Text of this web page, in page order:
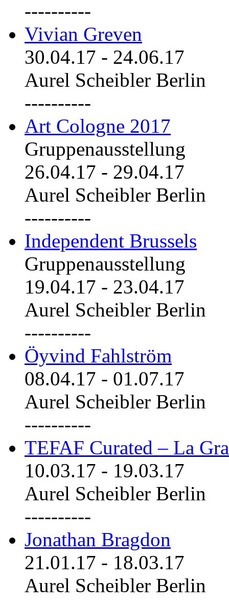
----------
Vivian Greven
30.04.17 - 24.06.17
Aurel Scheibler Berlin
----------
Art Cologne 2017
Gruppenausstellung
26.04.17 - 29.04.17
Aurel Scheibler Berlin
----------
Independent Brussels
Gruppenausstellung
19.04.17 - 23.04.17
Aurel Scheibler Berlin
----------
Öyvind Fahlström
08.04.17 - 01.07.17
Aurel Scheibler Berlin
----------
TEFAF Curated – La
10.03.17 - 19.03.17
Aurel Scheibler Berlin
----------
Jonathan Bragdon
21.01.17 - 18.03.17
Aurel Scheibler Berlin